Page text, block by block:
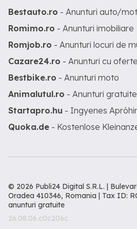
Bestauto.ro - Anunturi auto/
Romimo.ro - Anunturi imobiliare
Romjob.ro - Anunturi locuri de
Cazare24.ro - Anunturi cu
Bestbike.ro - Anunturi moto
Animalutul.ro - Anunturi
Startapro.hu - Ingyenes
Quoka.de - Kostenlose
© 2026 Publi24 Digital S.R.L. |
Oradea 410346, Romania | Tax ID:
anunturi gratuite
26.08.06.c0c206c